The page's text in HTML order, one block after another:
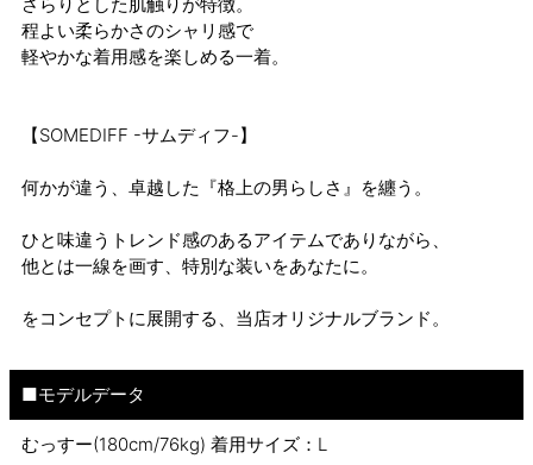
程よい柔らかさのシャリ感で
軽やかな着用感を楽しめる一着。
【SOMEDIFF -サムディフ-】
何かが違う、卓越した『格上の男らしさ』を纏う。
ひと味違うトレンド感のあるアイテムでありながら、
他とは一線を画す、特別な装いをあなたに。
をコンセプトに展開する、当店オリジナルブランド。
■モデルデータ
むっすー(180cm/76kg) 着用サイズ：L